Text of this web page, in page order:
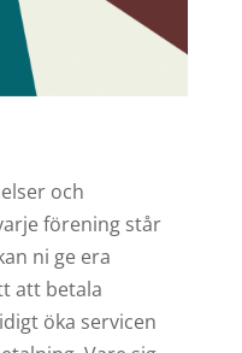
och
förening står
ni ge era
att betala
öka servicen